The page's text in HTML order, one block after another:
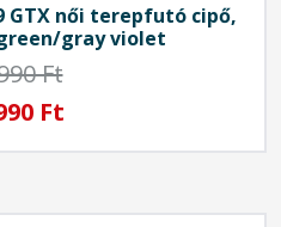
GTX női terepfutó cipő,
gray violet
Ft
Ft